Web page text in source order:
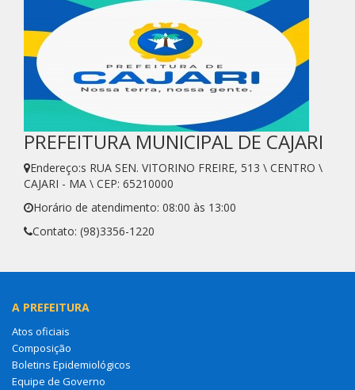
PREFEITURA MUNICIPAL DE CAJARI
Endereço:s RUA SEN. VITORINO FREIRE, 513 \ CENTRO \
CAJARI - MA \ CEP: 65210000
Horário de atendimento: 08:00 às 13:00
Contato: (98)3356-1220
A PREFEITURA
Atos oficiais
Composição
Boletins Epidemiológicos
Equipe de Governo